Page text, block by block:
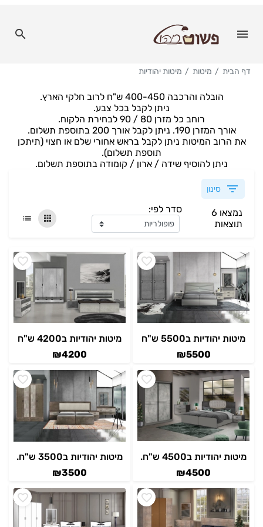
דף הבית מיטות מיטות יהודיות
הובלה והרכבה 400-450 ש"ח לרוב חלקי הארץ.
ניתן לקבל בכל צבע.
רוחב כל מזרן 80 / 90 לבחירת הלקוח.
אורך המזרן 190. ניתן לקבל אורך 200 בתוספת תשלום.
את הרוב המיטות ניתן לקבל בראש אחורי שלם או חצוי (תיתכן
תוספת תשלום).
ניתן להוסיף שידה / ארון / קומודה בתוספת תשלום.
סינון
נמצאו 6
תוצאות
סדר לפי:
מיטות יהודיות ב5500 ש"ח
₪5500
מיטות יהודיות ב4200 ש"ח
₪4200
מיטות יהודיות ב4500 ש"ח.
₪4500
מיטות יהודיות ב3500 ש"ח.
₪3500